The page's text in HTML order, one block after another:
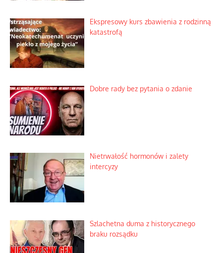
Ekspresowy kurs zbawienia z rodzinną
katastrofą
Dobre rady bez pytania o zdanie
Nietrwałość hormonów i zalety
intercyzy
Szlachetna duma z historycznego
braku rozsądku